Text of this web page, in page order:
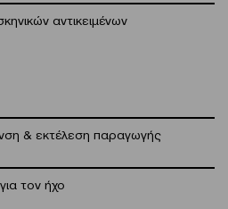
αντικειμένων
& εκτέλεση παραγωγής
τον ήχο